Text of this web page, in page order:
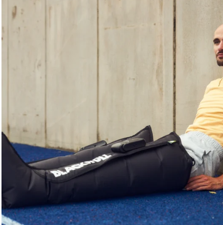
Professionnel du kitesurf et du ski freeride